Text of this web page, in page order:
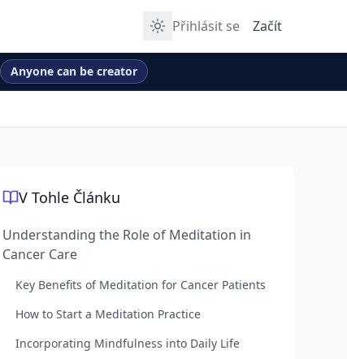
Přihlásit se Začít
Anyone can be creator
V Tohle Článku
Understanding the Role of Meditation in
Cancer Care
Key Benefits of Meditation for Cancer Patients
How to Start a Meditation Practice
Incorporating Mindfulness into Daily Life